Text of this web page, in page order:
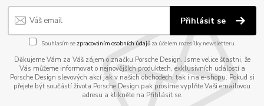
Přihlásit se
Souhlasím se zpracováním osobních údajůza účelem rozesílky newsletteru.
Děkujeme Vám za Váš zájem o značku Porsche Design. Jsme velice šťastni, že
Vás můžeme informovat o nejnovějších produktech, exklusivních událostí a
Porsche Design slevových akcí jak v našich obchodech, tak i na e-shopu. Pokud si
přejete být součástí života Porsche Design pak prosíme vyplňte Vaši emailovou
adresu a klikněte na Přihlásit se.